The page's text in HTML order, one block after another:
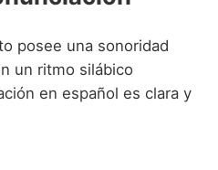
posee una sonoridad
un ritmo silábico
en español es clara y